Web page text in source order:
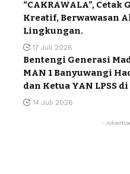
“CAKRAWALA”,
Kreatif, Berwawasan
Lingkungan.
17 Juli 2026
Bentengi Generasi
MAN 1 Banyuwangi
dan Ketua YAN LPSS
14 Juli 2026
-